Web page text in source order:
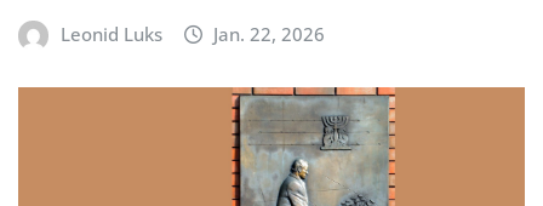
Leonid Luks Jan. 22, 2026